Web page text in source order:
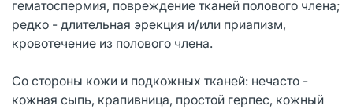
гематоспермия, повреждение тканей полового члена;
редко - длительная эрекция и/или приапизм,
кровотечение из полового члена.
Со стороны кожи и подкожных тканей: нечасто -
кожная сыпь, крапивница, простой герпес, кожный